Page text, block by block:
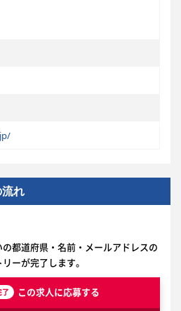
れ
都道府県・名前・メールアドレスの
ーが完了します。
了 この求人に応募する